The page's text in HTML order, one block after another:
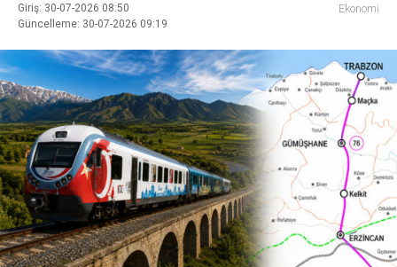
Giriş: 30-07-2026 08:50
Güncelleme: 30-07-2026 09:19
Ekonomi